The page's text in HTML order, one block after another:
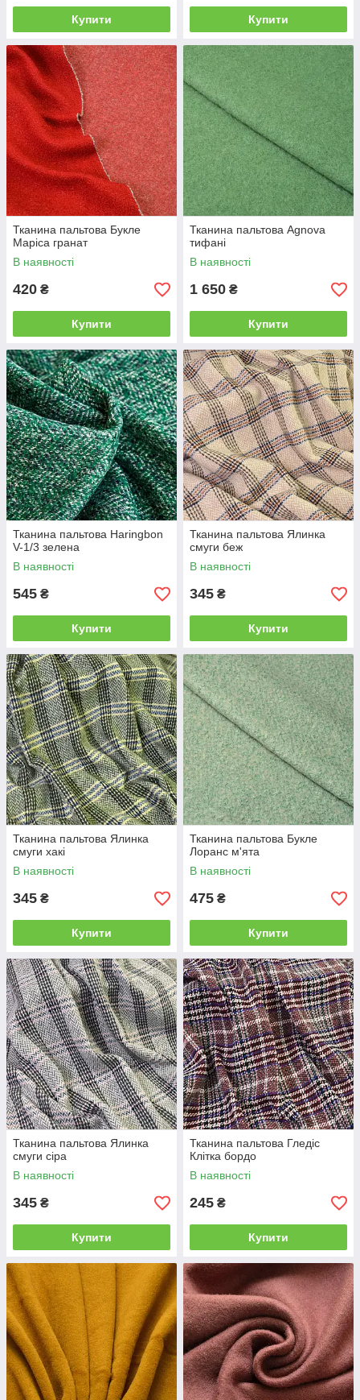
Купити Купити
Тканина пальтова Букле
Маріса гранат
В наявності
420 ₴
Купити
Тканина пальтова Agnova
тифані
В наявності
1 650 ₴
Купити
Тканина пальтова Haringbon
V-1/3 зелена
В наявності
545 ₴
Купити
Тканина пальтова Ялинка
смуги беж
В наявності
345 ₴
Купити
Тканина пальтова Ялинка
смуги хакі
В наявності
345 ₴
Купити
Тканина пальтова Букле
Лоранс м'ята
В наявності
475 ₴
Купити
Тканина пальтова Ялинка
смуги сіра
В наявності
345 ₴
Купити
Тканина пальтова Гледіс
Клітка бордо
В наявності
245 ₴
Купити